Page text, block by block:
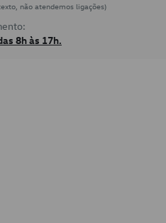
não atendemos ligações)
8h às 17h.